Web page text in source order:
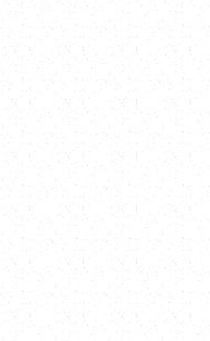
住宅統包工程
裝飾塗裝